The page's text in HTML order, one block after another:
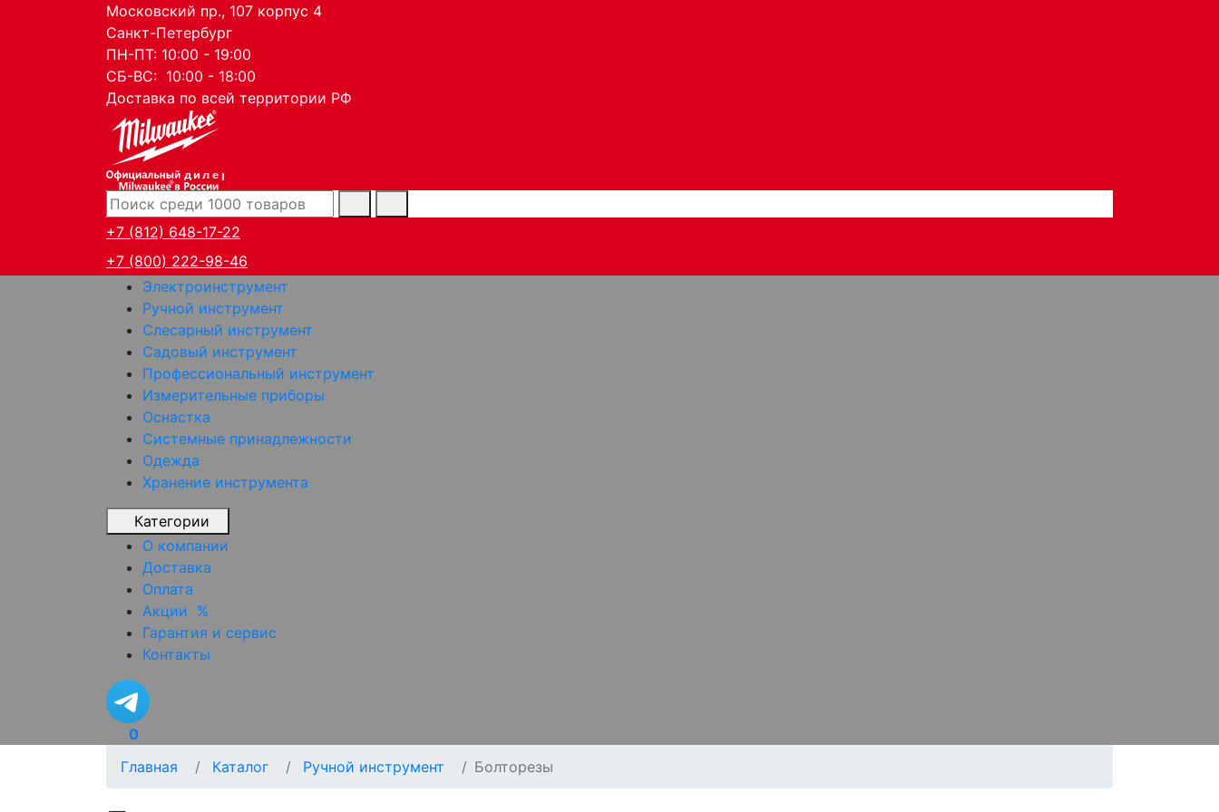
Московский пр., 107 корпус 4
Санкт-Петербург
ПН-ПТ: 10:00 - 19:00
СБ-ВС: 10:00 - 18:00
Доставка по всей территории РФ
дилер
+7 (812) 648-17-22
+7 (800) 222-98-46
Электроинструмент
Ручной инструмент
Слесарный инструмент
Садовый инструмент
Профессиональный инструмент
Измерительные приборы
Оснастка
Системные принадлежности
Одежда
Хранение инструмента
Категории
О компании
Доставка
Оплата
Акции %
Гарантия и сервис
Контакты
0
Главная
Каталог Ручной инструмент Болторезы